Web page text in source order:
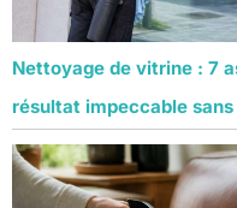
Nettoyage de vitrine : 7
résultat impeccable